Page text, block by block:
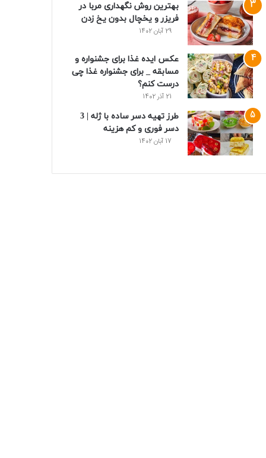
بهترین روش نگهداری مربا در
فریزر و یخچال بدون یخ زدن
29 آبان 1402
عکس ایده غذا برای جشنواره و
مسابقه _ برای جشنواره غذا چی
درست کنم؟
21 آذر 1402
طرز تهیه دسر ساده با ژله | 3
دسر فوری و کم هزینه
17 آبان 1402